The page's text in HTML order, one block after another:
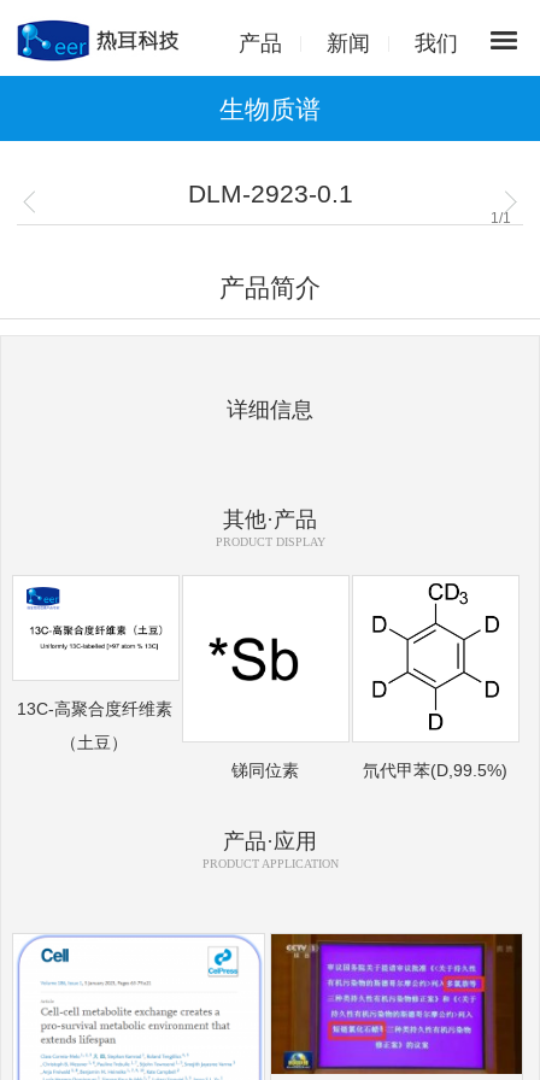
产品 新闻 我们
生物质谱
DLM-2923-0.1
1 /1
产品简介
详细信息
其他·产品
PRODUCT DISPLAY
13C-高聚合度纤维素
（土豆）
锑同位素
氘代甲苯(D,99.5%)
产品·应用
PRODUCT APPLICATION